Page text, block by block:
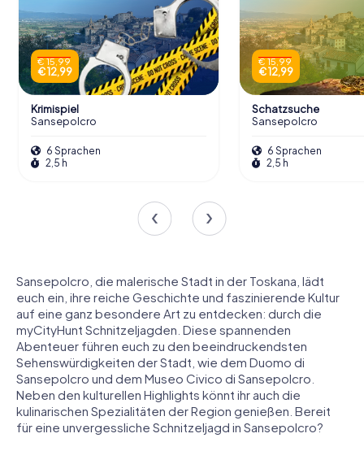
€ 15,99
€ 12,99
Krimispiel
Sansepolcro
6 Sprachen
2,5 h
€ 15,99
€ 12,99
Schatzsuche
Sansepolcro
6 Sprachen
2,5 h
Sansepolcro, die malerische Stadt in der Toskana, lädt
euch ein, ihre reiche Geschichte und faszinierende Kultur
auf eine ganz besondere Art zu entdecken: durch die
myCityHunt Schnitzeljagden. Diese spannenden
Abenteuer führen euch zu den beeindruckendsten
Sehenswürdigkeiten der Stadt, wie dem Duomo di
Sansepolcro und dem Museo Civico di Sansepolcro.
Neben den kulturellen Highlights könnt ihr auch die
kulinarischen Spezialitäten der Region genießen. Bereit
für eine unvergessliche Schnitzeljagd in Sansepolcro?